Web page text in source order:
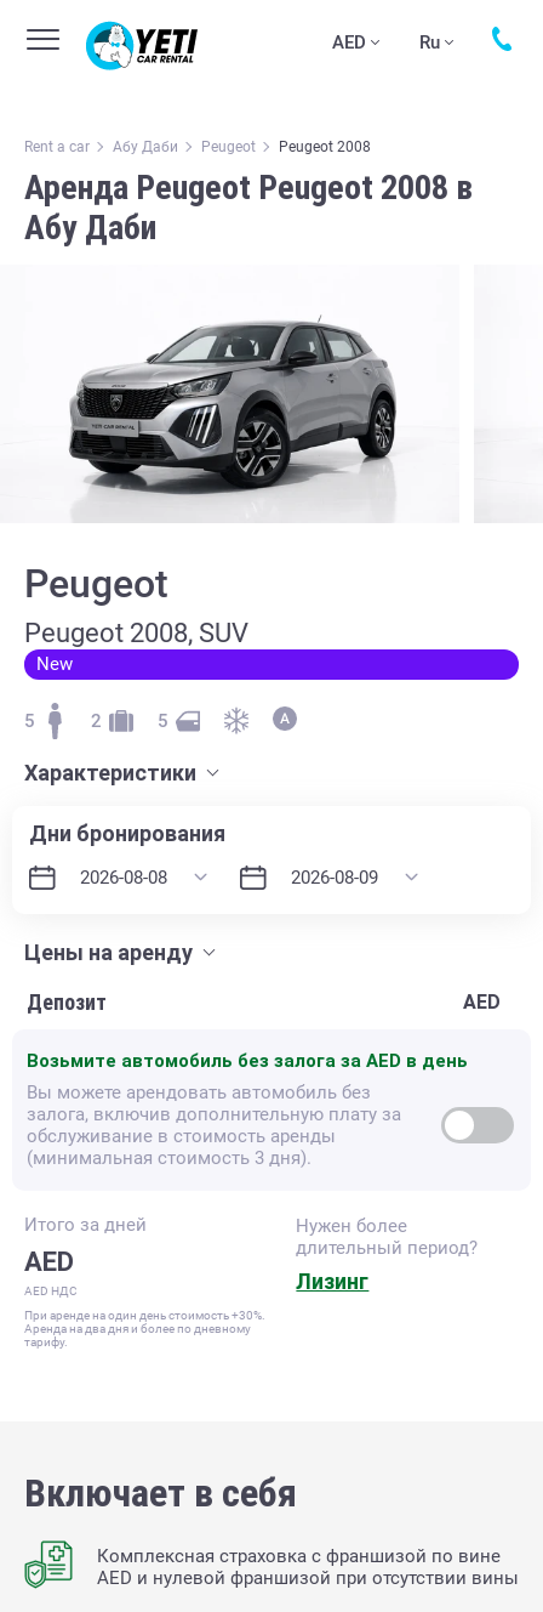
AED Ru
Rent a car Абу Даби Peugeot Peugeot 2008
Аренда Peugeot Peugeot 2008 в
Абу Даби
Peugeot
Peugeot 2008, SUV
New
5 2 5
Характеристики
Дни бронирования
Цены на аренду
Депозит
AED
Возьмите автомобиль без залога за AED в день
Вы можете арендовать автомобиль без
залога, включив дополнительную плату за
обслуживание в стоимость аренды
(минимальная стоимость 3 дня).
Итого за дней
AED
AED НДС
При аренде на один день стоимость +30%.
Аренда на два дня и более по дневному
тарифу.
Нужен более
длительный период?
Лизинг
Включает в себя
Комплексная страховка с франшизой по вине
AED и нулевой франшизой при отсутствии вины